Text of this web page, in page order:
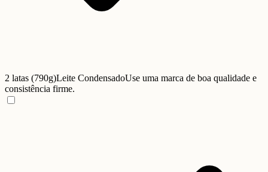
2 latas (790g)Leite CondensadoUse uma marca de boa qualidade e
consistência firme.